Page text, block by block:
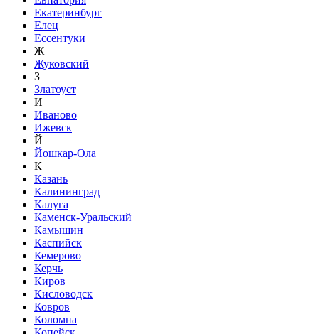
Екатеринбург
Елец
Ессентуки
Ж
Жуковский
З
Златоуст
И
Иваново
Ижевск
Й
Йошкар-Ола
К
Казань
Калининград
Калуга
Каменск-Уральский
Камышин
Каспийск
Кемерово
Керчь
Киров
Кисловодск
Ковров
Коломна